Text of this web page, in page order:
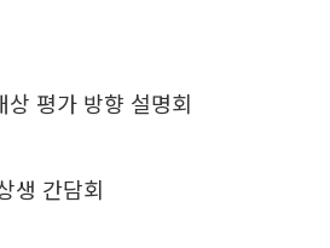
평가 방향 설명회
생 간담회